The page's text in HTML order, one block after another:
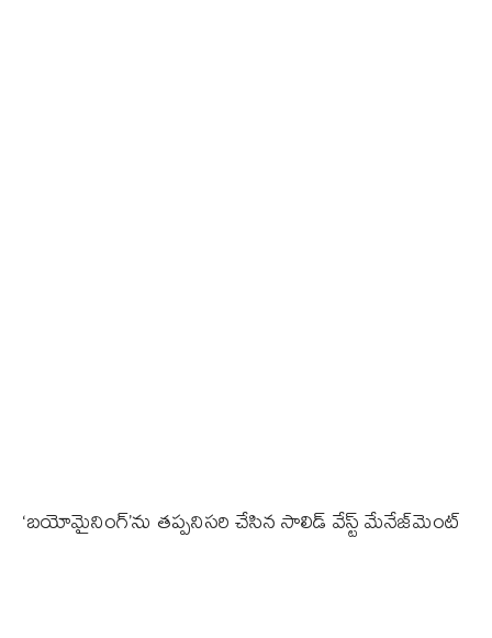
‘బయోమైనింగ్’ను తప్పనిసరి చేసిన సాలిడ్ వేస్ట్ మేనేజ్‌మెంట్